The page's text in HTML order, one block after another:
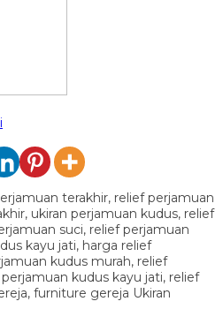
terakhir, relief perjamuan
ukiran perjamuan kudus, relief
suci, relief perjamuan
kayu jati, harga relief
kudus murah, relief
kudus kayu jati, relief
furniture gereja Ukiran